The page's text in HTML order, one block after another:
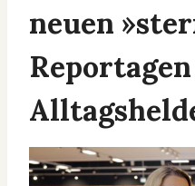
neuen